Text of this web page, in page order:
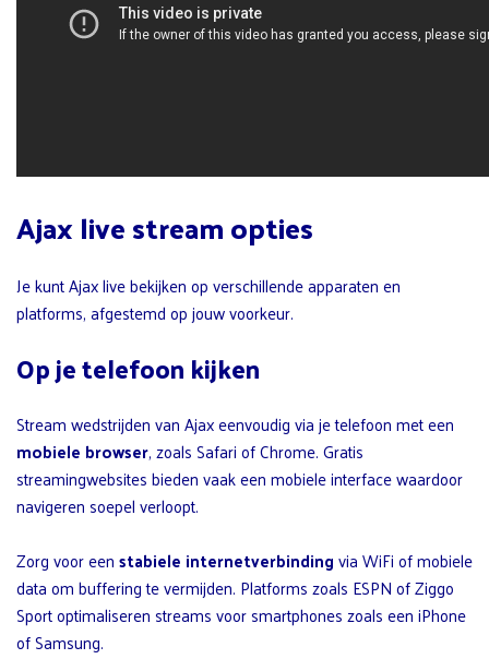
Ajax live stream opties
Je kunt Ajax live bekijken op verschillende apparaten en
platforms, afgestemd op jouw voorkeur.
Op je telefoon kijken
Stream wedstrijden van Ajax eenvoudig via je telefoon met een
mobiele browser, zoals Safari of Chrome. Gratis
streamingwebsites bieden vaak een mobiele interface waardoor
navigeren soepel verloopt.
Zorg voor eenstabiele internetverbindingvia WiFi of mobiele
data om buffering te vermijden. Platforms zoals ESPN of Ziggo
Sport optimaliseren streams voor smartphones zoals een iPhone
of Samsung.